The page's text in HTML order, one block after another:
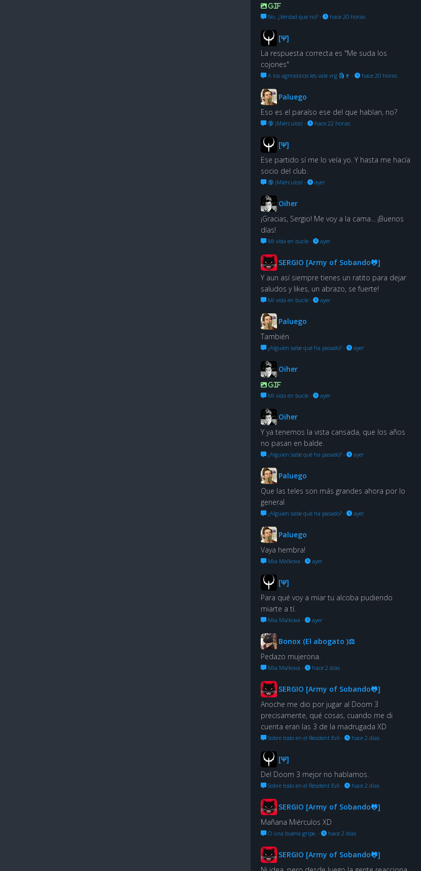
GIF
No. ¿Verdad que no? · hace 20 horas
[Ψ]
La respuesta correcta es "Me suda los
cojones"
A los agnosticos les vale vrg 🗿🍷 · hace 20 horas
Paluego
Eso es el paraíso ese del que hablan, no?
🔞 ¡Miérculos! · hace 22 horas
[Ψ]
Ese partido sí me lo veía yo. Y hasta me hacía
socio del club.
🔞 ¡Miérculos! · ayer
Oiher
¡Gracias, Sergio! Me voy a la cama... ¡Buenos
días!
Mi vida en bucle · ayer
SERGIO [Army of Sobando🐸]
Y aun así siempre tienes un ratito para dejar
saludos y likes, un abrazo, se fuerte!
Mi vida en bucle · ayer
Paluego
También
¿Alguien sabe qué ha pasado? · ayer
Oiher
GIF
Mi vida en bucle · ayer
Oiher
Y ya tenemos la vista cansada, que los años
no pasan en balde.
¿Alguien sabe qué ha pasado? · ayer
Paluego
Que las teles son más grandes ahora por lo
general
¿Alguien sabe qué ha pasado? · ayer
Paluego
Vaya hembra!
Mia Malkova · ayer
[Ψ]
Para qué voy a miar tu alcoba pudiendo
miarte a tí.
Mia Malkova · ayer
Bonox (El abogato )⚖
Pedazo mujerona.
Mia Malkova · hace 2 días
SERGIO [Army of Sobando🐸]
Anoche me dio por jugar al Doom 3
precisamente, qué cosas, cuando me di
cuenta eran las 3 de la madrugada XD
Sobre todo en el Resident Evil · hace 2 días
[Ψ]
Del Doom 3 mejor no hablamos.
Sobre todo en el Resident Evil · hace 2 días
SERGIO [Army of Sobando🐸]
Mañana Miérculos XD
O una buena gripe. · hace 2 días
SERGIO [Army of Sobando🐸]